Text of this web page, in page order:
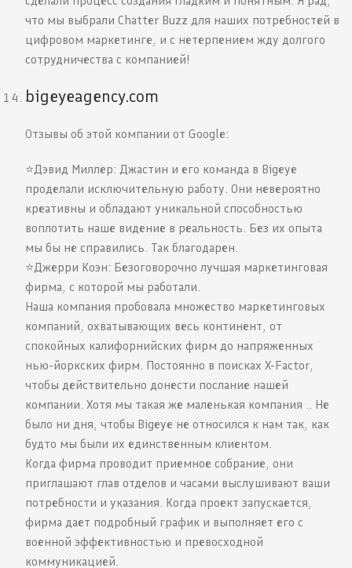
что мы выбрали Chatter Buzz для наших потребностей в
цифровом маркетинге, и с нетерпением жду долгого
сотрудничества с компанией!
bigeyeagency.com
Отзывы об этой компании от Google:
⭐️Дэвид Миллер: Джастин и его команда в Bigeye
проделали исключительную работу. Они невероятно
креативны и обладают уникальной способностью
воплотить наше видение в реальность. Без их опыта
мы бы не справились. Так благодарен.
⭐️Джерри Коэн: Безоговорочно лучшая маркетинговая
фирма, с которой мы работали.
Наша компания пробовала множество маркетинговых
компаний, охватывающих весь континент, от
спокойных калифорнийских фирм до напряженных
нью-йоркских фирм. Постоянно в поисках X-Factor,
чтобы действительно донести послание нашей
компании. Хотя мы такая же маленькая компания .. Не
было ни дня, чтобы Bigeye не относился к нам так, как
будто мы были их единственным клиентом.
Когда фирма проводит приемное собрание, они
приглашают глав отделов и часами выслушивают ваши
потребности и указания. Когда проект запускается,
фирма дает подробный график и выполняет его с
военной эффективностью и превосходной
коммуникацией.